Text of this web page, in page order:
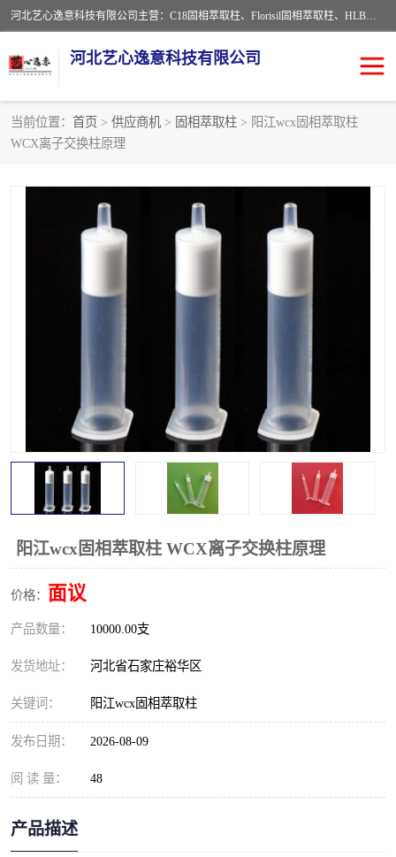
河北艺心逸意科技有限公司主营：C18固相萃取柱、Florisil固相萃取柱、HLB固相萃取柱、MCX固相萃取柱、QuEChERS、固相萃取空柱、针式过滤器 、固相萃取柱、黄曲霉毒素亲和柱。全国咨询热线：18630105913。河北艺心逸意科技有限公司接受来样定做，我们秉承着“顾客至上，锐意进取”的经营理念，坚持客户至上的原则为广大客户提供优质的服务，欢迎广大客户惠顾！免费咨询！
河北艺心逸意科技有限公司
当前位置： 首页 > 供应商机 > 固相萃取柱 > 阳江wcx固相萃取柱
WCX离子交换柱原理
阳江wcx固相萃取柱 WCX离子交换柱原理
价格： 面议
产品数量： 10000.00支
发货地址： 河北省石家庄裕华区
关键词： 阳江wcx固相萃取柱
发布日期： 2026-08-09
阅 读 量： 48
产品描述
固相萃取柱
QuEChERS SPE填料
过滤器/滤膜
96孔板